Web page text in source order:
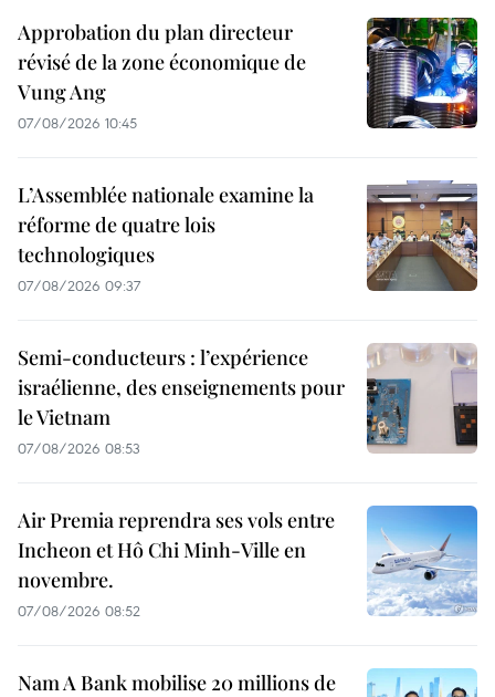
Approbation du plan directeur
révisé de la zone économique de
Vung Ang
07/08/2026 10:45
L’Assemblée nationale examine la
réforme de quatre lois
technologiques
07/08/2026 09:37
Semi-conducteurs : l’expérience
israélienne, des enseignements pour
le Vietnam
07/08/2026 08:53
Air Premia reprendra ses vols entre
Incheon et Hô Chi Minh-Ville en
novembre.
07/08/2026 08:52
Nam A Bank mobilise 20 millions de